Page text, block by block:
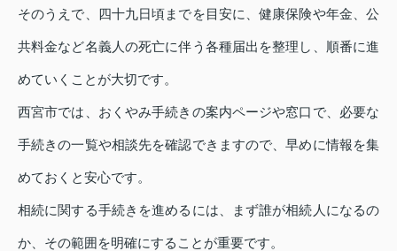
そのうえで、四十九日頃までを目安に、健康保険や年金、公
共料金など名義人の死亡に伴う各種届出を整理し、順番に進
めていくことが大切です。
西宮市では、おくやみ手続きの案内ページや窓口で、必要な
手続きの一覧や相談先を確認できますので、早めに情報を集
めておくと安心です。
相続に関する手続きを進めるには、まず誰が相続人になるの
か、その範囲を明確にすることが重要です。